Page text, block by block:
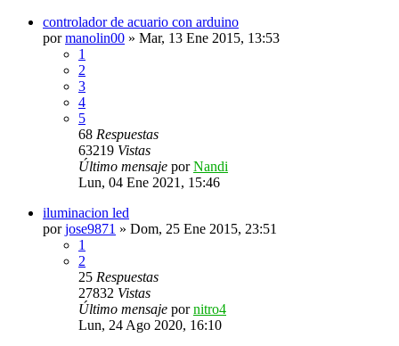
controlador de acuario con arduino
pormanolin00 » Mar, 13 Ene 2015, 13:53
1
2
3
4
5
68 Respuestas
63219 Vistas
Último mensaje porNandi
Lun, 04 Ene 2021, 15:46
iluminacion led
porjose9871 » Dom, 25 Ene 2015, 23:51
1
2
25 Respuestas
27832 Vistas
Último mensaje pornitro4
Lun, 24 Ago 2020, 16:10